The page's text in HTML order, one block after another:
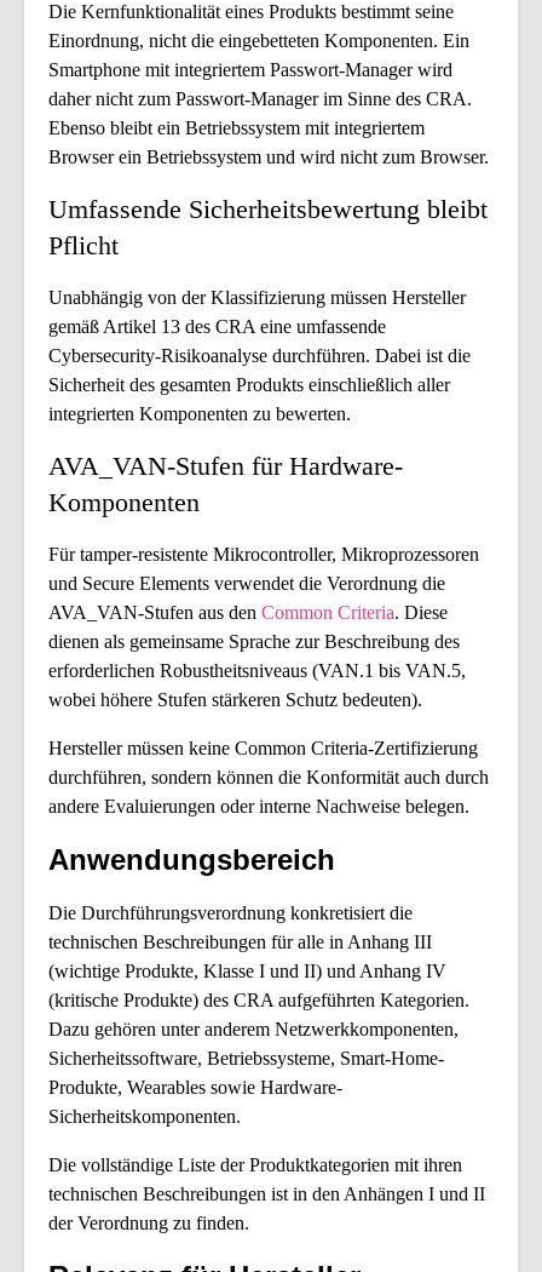
Die Kernfunktionalität eines Produkts bestimmt seine
Einordnung, nicht die eingebetteten Komponenten. Ein
Smartphone mit integriertem Passwort-Manager wird
daher nicht zum Passwort-Manager im Sinne des CRA.
Ebenso bleibt ein Betriebssystem mit integriertem
Browser ein Betriebssystem und wird nicht zum Browser.
Umfassende Sicherheitsbewertung bleibt
Pflicht
Unabhängig von der Klassifizierung müssen Hersteller
gemäß Artikel 13 des CRA eine umfassende
Cybersecurity-Risikoanalyse durchführen. Dabei ist die
Sicherheit des gesamten Produkts einschließlich aller
integrierten Komponenten zu bewerten.
AVA_VAN-Stufen für Hardware-
Komponenten
Für tamper-resistente Mikrocontroller, Mikroprozessoren
und Secure Elements verwendet die Verordnung die
AVA_VAN-Stufen aus den Common Criteria. Diese
dienen als gemeinsame Sprache zur Beschreibung des
erforderlichen Robustheitsniveaus (VAN.1 bis VAN.5,
wobei höhere Stufen stärkeren Schutz bedeuten).
Hersteller müssen keine Common Criteria-Zertifizierung
durchführen, sondern können die Konformität auch durch
andere Evaluierungen oder interne Nachweise belegen.
Anwendungsbereich
Die Durchführungsverordnung konkretisiert die
technischen Beschreibungen für alle in Anhang III
(wichtige Produkte, Klasse I und II) und Anhang IV
(kritische Produkte) des CRA aufgeführten Kategorien.
Dazu gehören unter anderem Netzwerkkomponenten,
Sicherheitssoftware, Betriebssysteme, Smart-Home-
Produkte, Wearables sowie Hardware-
Sicherheitskomponenten.
Die vollständige Liste der Produktkategorien mit ihren
technischen Beschreibungen ist in den Anhängen I und II
der Verordnung zu finden.